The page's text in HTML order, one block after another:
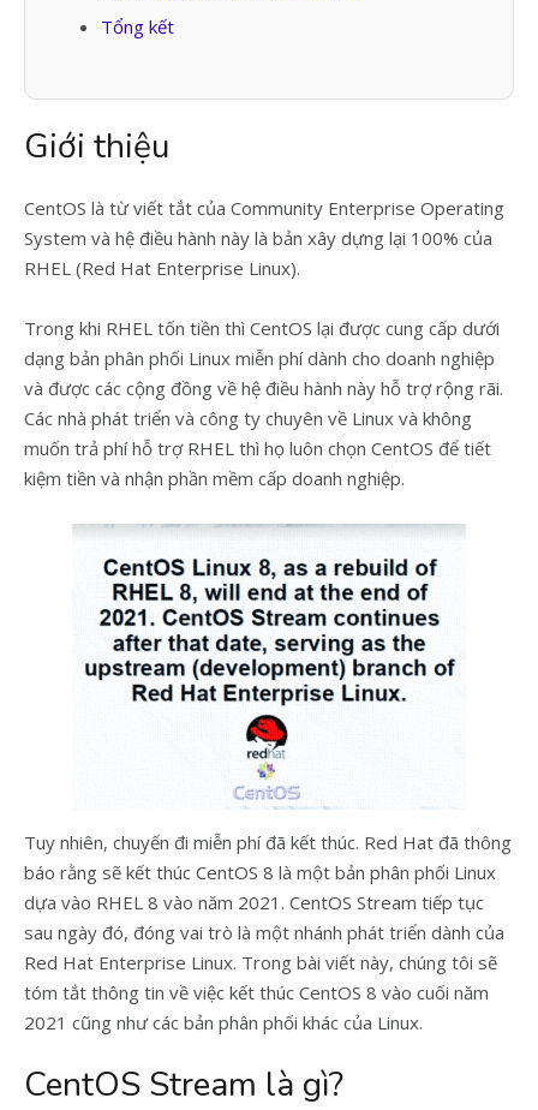
Tổng kết
Giới thiệu
CentOS là từ viết tắt của Community Enterprise Operating
System và hệ điều hành này là bản xây dựng lại 100% của
RHEL (Red Hat Enterprise Linux).
Trong khi RHEL tốn tiền thì CentOS lại được cung cấp dưới
dạng bản phân phối Linux miễn phí dành cho doanh nghiệp
và được các cộng đồng về hệ điều hành này hỗ trợ rộng rãi.
Các nhà phát triển và công ty chuyên về Linux và không
muốn trả phí hỗ trợ RHEL thì họ luôn chọn CentOS để tiết
kiệm tiền và nhận phần mềm cấp doanh nghiệp.
Tuy nhiên, chuyến đi miễn phí đã kết thúc. Red Hat đã thông
báo rằng sẽ kết thúc CentOS 8 là một bản phân phối Linux
dựa vào RHEL 8 vào năm 2021. CentOS Stream tiếp tục
sau ngày đó, đóng vai trò là một nhánh phát triển dành của
Red Hat Enterprise Linux. Trong bài viết này, chúng tôi sẽ
tóm tắt thông tin về việc kết thúc CentOS 8 vào cuối năm
2021 cũng như các bản phân phối khác của Linux.
CentOS Stream là gì?